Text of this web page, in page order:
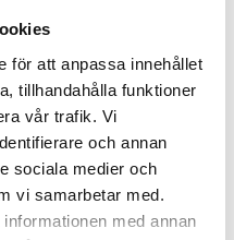
för att anpassa innehållet
tillhandahålla funktioner
vår trafik. Vi
och annan
sociala medier och
vi samarbetar med.
med annan
till skottkärrehjul
det håller i evighet